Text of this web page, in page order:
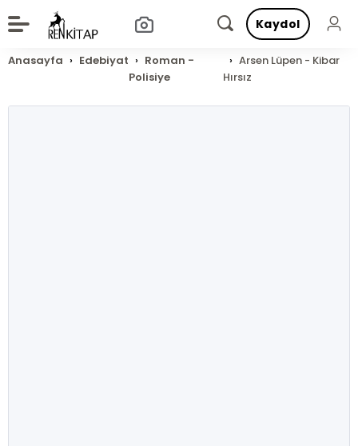
Kaydol
Anasayfa Edebiyat
Roman -
Polisiye
Arsen Lüpen - Kibar
Hırsız